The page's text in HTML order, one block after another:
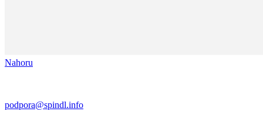
Nahoru
podpora@spindl.info